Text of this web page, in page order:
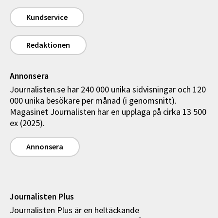
Kundservice
Redaktionen
Annonsera
Journalisten.se har 240 000 unika sidvisningar och 120
000 unika besökare per månad (i genomsnitt).
Magasinet Journalisten har en upplaga på cirka 13 500
ex (2025).
Annonsera
Journalisten Plus
Journalisten Plus är en heltäckande